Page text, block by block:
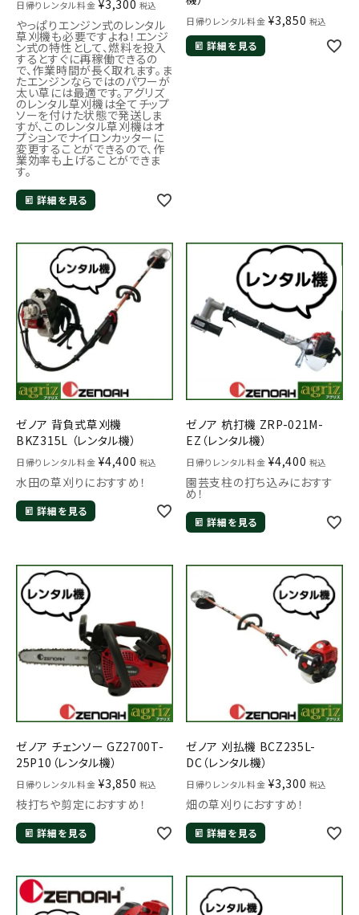
日帰りレンタル料金 ¥3,300 税込
やっぱりエンジン式のレンタル
草刈機も必要ですよね！エンジ
ン式の特性として、燃料を投入
するとすぐに再稼働できるの
で、作業時間が長く取れます。ま
たエンジンならではのパワーが
太い草には最適です。アグリズ
のレンタル草刈機は全てチップ
ソーを付けた状態で発送しま
すが、このレンタル草刈機はオ
プションでナイロンカッターに
変更することができるので、作
業効率も上げることができま
す。
詳細を見る
日帰りレンタル料金 ¥3,850 税込
詳細を見る
ゼノア 背負式草刈機
BKZ315L （レンタル機）
日帰りレンタル料金 ¥4,400 税込
水田の草刈りにおすすめ！
詳細を見る
ゼノア 杭打機 ZRP-021M-
EZ（レンタル機）
日帰りレンタル料金 ¥4,400 税込
園芸支柱の打ち込みにおすす
め！
詳細を見る
ゼノア チェンソー GZ2700T-
25P10（レンタル機）
日帰りレンタル料金 ¥3,850 税込
枝打ちや剪定におすすめ！
詳細を見る
ゼノア 刈払機 BCZ235L-
DC（レンタル機）
日帰りレンタル料金 ¥3,300 税込
畑の草刈りにおすすめ！
詳細を見る